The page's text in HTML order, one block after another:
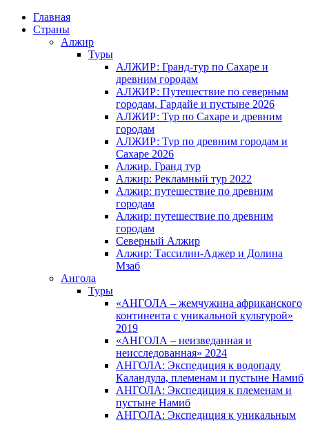
Главная
Страны
Алжир
Туры
АЛЖИР: Гранд-тур по Сахаре и
древним городам
АЛЖИР: Путешествие по северным
городам, Гардайе и пустыне 2026
АЛЖИР: Тур по Сахаре и древним
городам
АЛЖИР: Тур по древним городам и
Сахаре 2026
Алжир. Гранд тур
Алжир: Рекламный тур 2022
Алжир: путешествие по древним
городам
Алжир: путешествие по древним
городам
Северный Алжир
Алжир: Тассилин-Аджер и Долина
Мзаб
Ангола
Туры
«АНГОЛА – жемчужина африканского
континента с уникальной культурой»
2019
«АНГОЛА – неизведанная и
неисследованная» 2024
АНГОЛА: Экспедиция к водопаду
Каландула, племенам и пустыне Намиб
АНГОЛА: Экспедиция к племенам и
пустыне Намиб
АНГОЛА: Экспедиция к уникальным